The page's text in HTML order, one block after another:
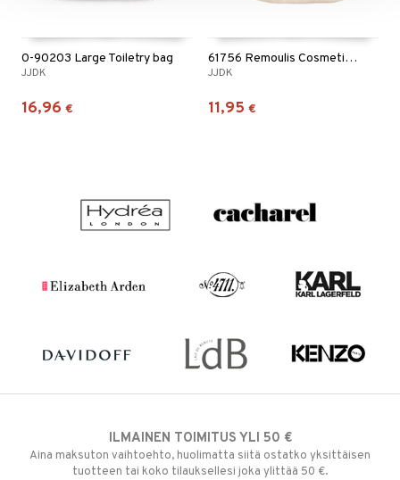
0-90203 Large Toiletry bag
JJDK
16,96 €
61756 Remoulis Cosmetic Bag
JJDK
11,95 €
ILMAINEN TOIMITUS YLI 50 €
Aina maksuton vaihtoehto, huolimatta siitä ostatko yksittäisen
tuotteen tai koko tilauksellesi joka ylittää 50 €.